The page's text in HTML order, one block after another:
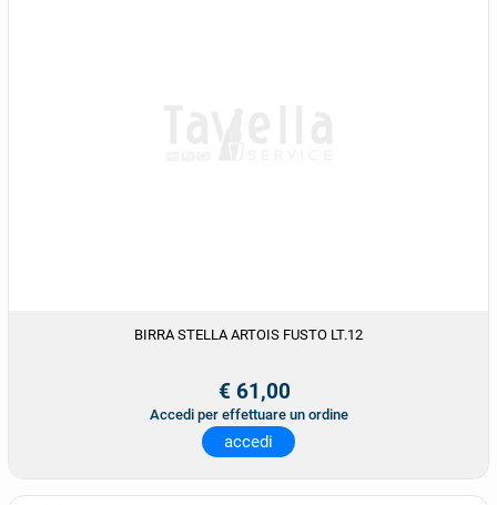
BIRRA STELLA ARTOIS FUSTO LT.12
€ 61,00
Accedi per effettuare un ordine
accedi